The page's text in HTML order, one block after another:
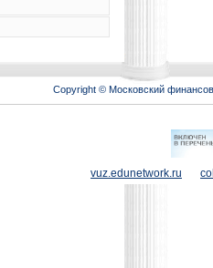
Copyright © Московский
vuz.edunetwork.ru